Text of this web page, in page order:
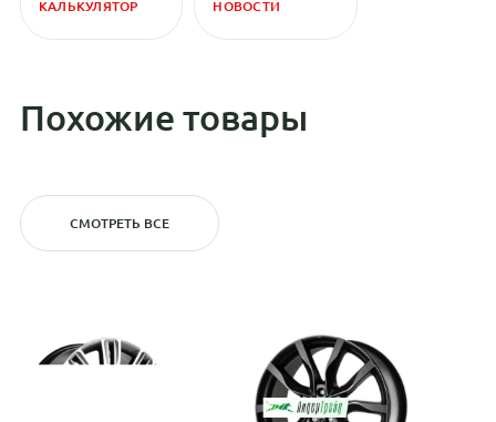
КАЛЬКУЛЯТОР НОВОСТИ
Похожие товары
СМОТРЕТЬ ВСЕ